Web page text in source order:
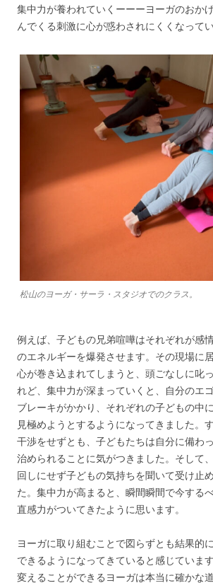
集中力が養われていくーーーヨーガのおか
んでくる刺激に心が惑わされにくくなってい
松山のヨーガ・サーラ・スタジオでのクラス。
例えば、子どもの兄弟喧嘩はそれぞれが感
のエネルギーを爆発させます。その現場に
心が巻き込まれてしまうと、頭ごなしに叱
れど、集中力が深まっていくと、自分のエ
ブレーキがかかり、それぞれの子どもの中
見極めようとするようになってきました。
干渉をせずとも、子どもたちは自分に備わ
治められることに気がつきました。そして
回しにせず子どもの気持ちを聞いて受け止
た。集中力が高まると、瞬間瞬間で今する
直感力がついてきたように思います。
ヨーガに取り組むことで図らずとも結果的
できるようになってきていると感じていま
変えることができるヨーガは本当に確かな